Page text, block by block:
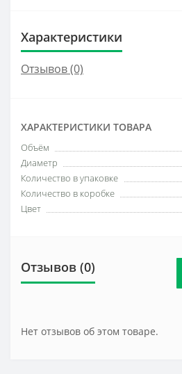
Характеристики
Отзывов (0)
ХАРАКТЕРИСТИКИ ТОВАРА
Объём
Диаметр
Количество в упаковке
Количество в коробке
Цвет
Отзывов (0)
Нет отзывов об этом товаре.